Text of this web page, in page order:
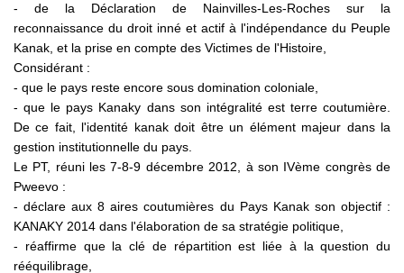
- de la Déclaration de Nainvilles-Les-Roches sur la
reconnaissance du droit inné et actif à l'indépendance du Peuple
Kanak, et la prise en compte des Victimes de l'Histoire,
Considérant :
- que le pays reste encore sous domination coloniale,
- que le pays Kanaky dans son intégralité est terre coutumière.
De ce fait, l'identité kanak doit être un élément majeur dans la
gestion institutionnelle du pays.
Le PT, réuni les 7-8-9 décembre 2012, à son IVème congrès de
Pweevo :
- déclare aux 8 aires coutumières du Pays Kanak son objectif :
KANAKY 2014 dans l'élaboration de sa stratégie politique,
- réaffirme que la clé de répartition est liée à la question du
rééquilibrage,